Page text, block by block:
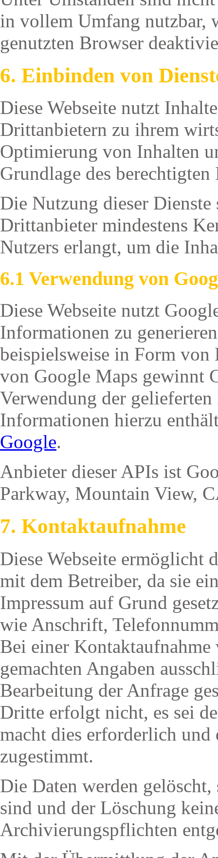
in vollem Umfang nutzbar,
genutzten Browser
6. Einbinden von
Diese Webseite nutzt
Drittanbietern zu ihrem
Optimierung von Inhalten
Grundlage des
Die Nutzung dieser Dienste
Drittanbieter mindestens
Nutzers erlangt, um die
6.1 Verwendung von
Diese Webseite nutzt
Informationen zu
beispielsweise in Form
von Google Maps gewinnt
Verwendung der
Informationen hierzu
Google.
Anbieter dieser APIs ist
Parkway, Mountain View,
7. Kontaktaufnahme
Diese Webseite ermöglicht
mit dem Betreiber, da sie
Impressum auf Grund
wie Anschrift,
Bei einer
gemachten Angaben
Bearbeitung der Anfrage
Dritte erfolgt nicht, es sei
macht dies erforderlich und
zugestimmt.
Die Daten werden
sind und der Löschung
Archivierungspflichten